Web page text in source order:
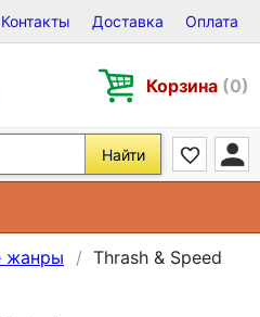
на Виниле, CD и DVD
Контакты Доставка Оплата
Корзина (0)
Найти
жанры
Thrash & Speed